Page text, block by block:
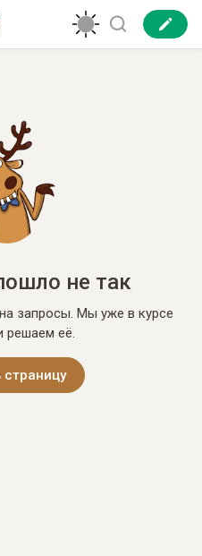
не так
запросы. Мы уже в курсе
решаем её.
страницу